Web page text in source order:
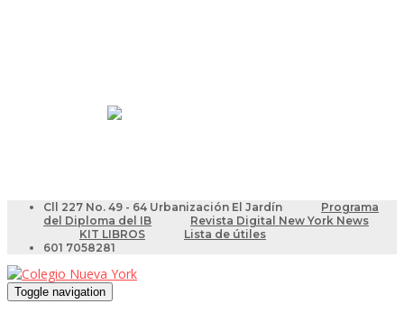
Cll 227 No. 49 - 64 Urbanización El Jardín
Programa
del Diploma del IB
Revista Digital New York News
KIT LIBROS
Lista de útiles
601 7058281
Toggle navigation